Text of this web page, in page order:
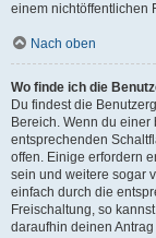
einem nichtöffentlichen
Nach oben
Wo finde ich die
Du findest die
Bereich. Wenn du
entsprechenden
offen. Einige erfordern
sein und weitere sogar
einfach durch die
Freischaltung, so
daraufhin deinen